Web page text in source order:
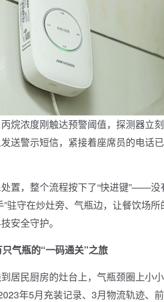
烷浓度刚触达预警阈值，探测器立
送警示短信，紧接着座席员的电话
，整个流程按下了“快进键”——没
驻守在炒灶旁、气瓶边，让餐饮场
安全守护。
气瓶的“一码通关”之旅
民厨房的灶台上，气瓶颈圈上小小
年5月充装记录、3月物流轨迹